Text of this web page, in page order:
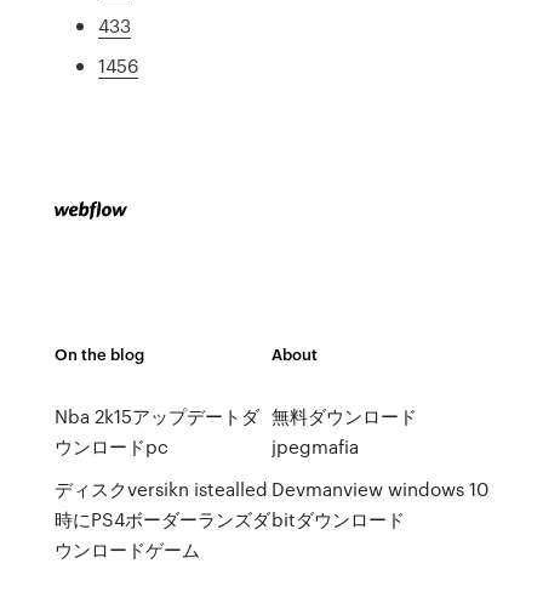
433
1456
On the blog
Nba 2k15アップデートダ
ウンロードpc
ディスクversikn istealled
時にPS4ボーダーランズダ
ウンロードゲーム
About
無料ダウンロード
jpegmafia
Devmanview windows 10
bitダウンロード